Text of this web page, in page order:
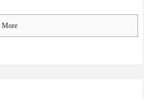
More